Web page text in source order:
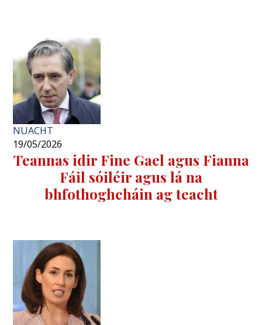
NUACHT
19/05/2026
Teannas idir Fine Gael agus Fianna
Fáil sóiléir agus lá na
bhfothoghcháin ag teacht